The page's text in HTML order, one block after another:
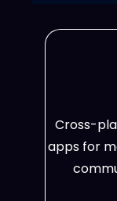
Cross-
apps for